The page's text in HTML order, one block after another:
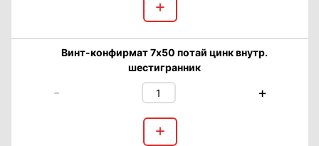
+
Винт-конфирмат 7х50 потай цинк внутр.
шестигранник
- +
+